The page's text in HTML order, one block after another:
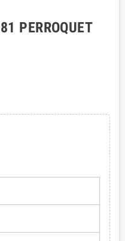
PERROQUET